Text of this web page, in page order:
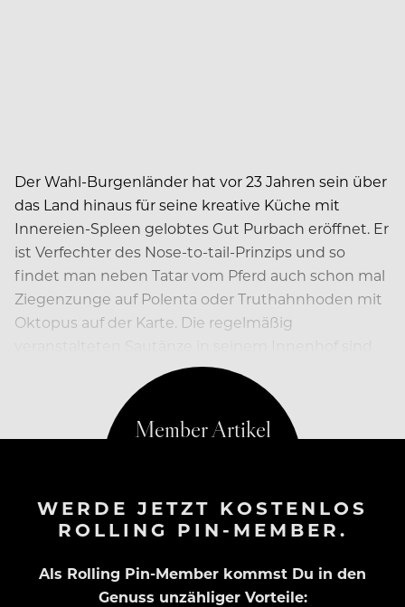
Der Wahl-Burgenländer hat vor 23 Jahren sein über
das Land hinaus für seine kreative Küche mit
Innereien-Spleen gelobtes Gut Purbach eröffnet. Er
ist Verfechter des Nose-to-tail-Prinzips und so
findet man neben Tatar vom Pferd auch schon mal
Ziegenzunge auf Polenta oder Truthahnhoden mit
Oktopus auf der Karte. Die regelmäßig
WERDE JETZT KOSTENLOS
ROLLING PIN-MEMBER.
Als Rolling Pin-Member kommst Du in den
Genuss unzähliger Vorteile: